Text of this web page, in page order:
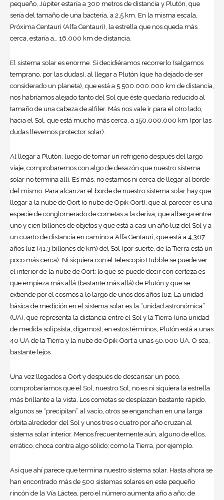
pequeño, Júpiter estaría a 300 metros de distancia y Plutón, que
sería del tamaño de una bacteria, a 2,5 km. En la misma escala,
Próxima Centauri (Alfa Centauri), la estrella que nos queda más
cerca, estaría a… 16.000 km de distancia.
El sistema solar es enorme. Si decidiéramos recorrerlo (salgamos
temprano, por las dudas), al llegar a Plutón (que ha dejado de ser
considerado un planeta), que está a 5.500.000.000 km de distancia,
nos habríamos alejado tanto del Sol que éste quedaría reducido al
tamaño de una cabeza de alfiler. Más nos vale ir para el otro lado,
hacia el Sol, que está mucho más cerca, a 150.000.000 km (por las
dudas llevemos protector solar).
Al llegar a Plutón, luego de tomar un refrigerio después del largo
viaje, comprobaremos con algo de desazón que nuestro sistema
solar no termina allí. Es más, no estamos ni cerca de llegar al borde
del mismo. Para alcanzar el borde de nuestro sistema solar hay que
llegar a la nube de Oort (o nube de Öpik-Oort), que al parecer es una
especie de conglomerado de cometas a la deriva, que alberga entre
uno y cien billones de objetos y que está a casi un año luz del Sol y a
un cuarto de distancia en camino a Alfa Centauri, que está a 4,367
años luz (41,3 billones de km) del Sol (por suerte, de la Tierra está un
poco más cerca). Ni siquiera con el telescopio Hubble se puede ver
el interior de la nube de Oort; lo que se puede decir con certeza es
que empieza más allá (bastante más allá) de Plutón y que se
extiende por el cosmos a lo largo de unos dos años luz. La unidad
básica de medición en el sistema solar es la “unidad astronómica”
(UA), que representa la distancia entre el Sol y la Tierra (una unidad
de medida solipsista, digamos); en estos términos, Plutón está a unas
40 UA de la Tierra y la nube de Öpik-Oort a unas 50.000 UA. O sea,
bastante lejos.
Una vez llegados a Oort y después de descansar un poco,
comprobaríamos que el Sol, nuestro Sol, no es ni siquiera la estrella
más brillante a la vista. Los cometas se desplazan bastante rápido,
algunos se “precipitan” al vacío, otros se enganchan en una larga
órbita alrededor del Sol y unos tres o cuatro por año cruzan al
sistema solar interior. Menos frecuentemente aún, alguno de ellos,
errático, choca contra algo sólido; como la Tierra, por ejemplo.
Así que ahí parece que termina nuestro sistema solar. Hasta ahora se
han encontrado más de 500 sistemas solares en este pequeño
rincón de la Vía Láctea, pero el número aumenta año a año; de